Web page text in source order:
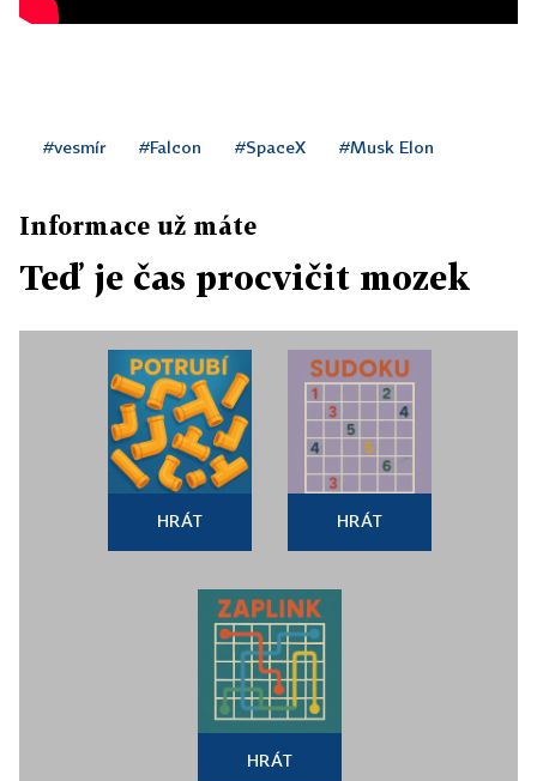
#vesmír #Falcon #SpaceX #Musk Elon
Informace už máte
Teď je čas procvičit mozek
HRÁT HRÁT
HRÁT